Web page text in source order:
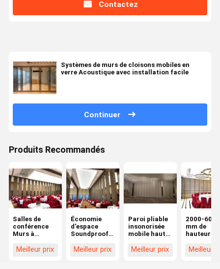
Contactez
Systèmes de murs de cloisons mobiles en
verre Acoustique avec installation facile
Continuer
Produits Recommandés
Salles de
conférence
Murs à
insonorisés à
Meilleur prix
Économie
d'espace
Soundproof
durable de
Meilleur prix
Paroi pliable
insonorisée
mobile haute
porte unique
Meilleur prix
2000-6000
mm de
hauteur
insonorisé
Meilleur